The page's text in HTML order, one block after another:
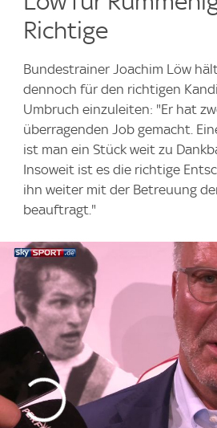
Richtige
Bundestrainer Joachim Löw
dennoch für den richtigen
Umbruch einzuleiten: "Er hat
überragenden Job gemacht.
ist man ein Stück weit zu
Insoweit ist es die richtige
ihn weiter mit der Betreuung
beauftragt."